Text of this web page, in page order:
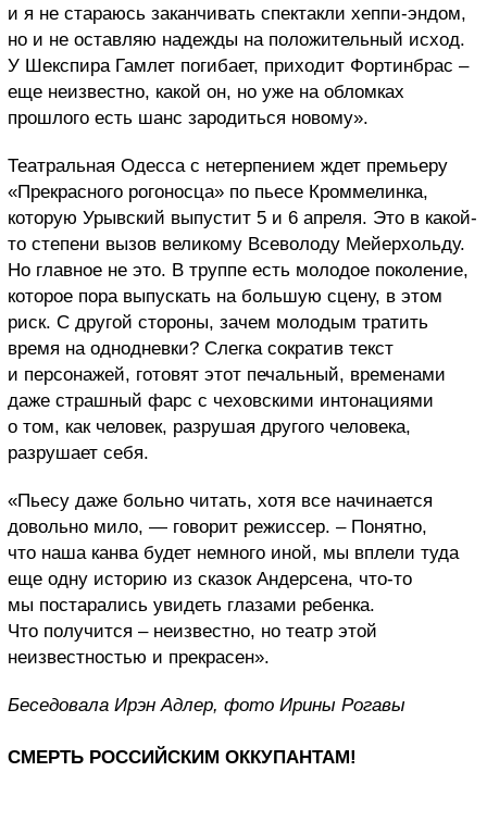
и я не стараюсь заканчивать спектакли хеппи-эндом,
но и не оставляю надежды на положительный исход.
У Шекспира Гамлет погибает, приходит Фортинбрас –
еще неизвестно, какой он, но уже на обломках
прошлого есть шанс зародиться новому».
Театральная Одесса с нетерпением ждет премьеру
«Прекрасного рогоносца» по пьесе Кроммелинка,
которую Урывский выпустит 5 и 6 апреля. Это в какой-
то степени вызов великому Всеволоду Мейерхольду.
Но главное не это. В труппе есть молодое поколение,
которое пора выпускать на большую сцену, в этом
риск. С другой стороны, зачем молодым тратить
время на однодневки? Слегка сократив текст
и персонажей, готовят этот печальный, временами
даже страшный фарс с чеховскими интонациями
о том, как человек, разрушая другого человека,
разрушает себя.
«Пьесу даже больно читать, хотя все начинается
довольно мило, — говорит режиссер. – Понятно,
что наша канва будет немного иной, мы вплели туда
еще одну историю из сказок Андерсена, что-то
мы постарались увидеть глазами ребенка.
Что получится – неизвестно, но театр этой
неизвестностью и прекрасен».
Беседовала Ирэн Адлер, фото Ирины Рогавы
СМЕРТЬ РОССИЙСКИМ ОККУПАНТАМ!